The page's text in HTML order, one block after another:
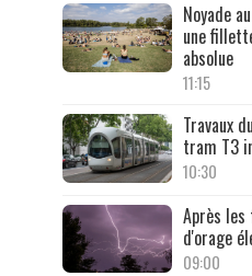
Noyade
une
absolue
11:15
Travaux
tram T3
10:30
Après
d'orage
09:00